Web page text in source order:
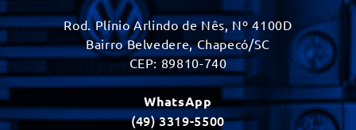
Rod. Plínio Arlindo de Nês, Nº 4100D
Bairro Belvedere, Chapecó/SC
CEP: 89810-740
WhatsApp
(49) 3319-5500